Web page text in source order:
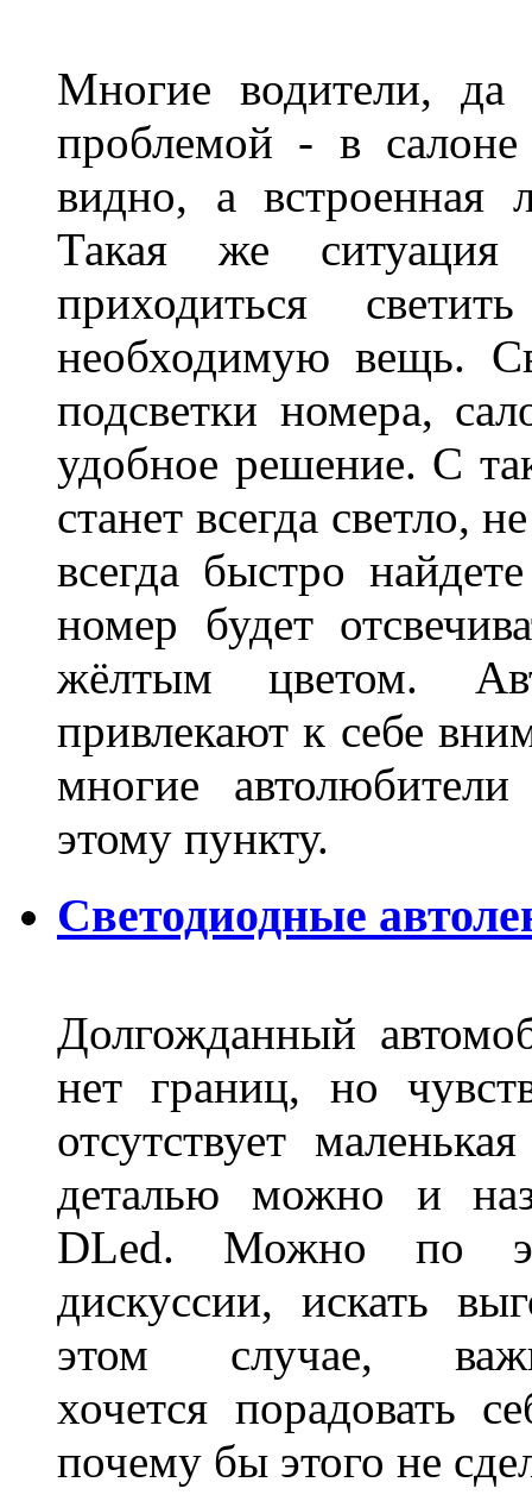
Многие водители, да
проблемой - в
видно, а встроенная
Такая же
приходиться
необходимую вещь.
подсветки номера,
удобное решение. С
станет всегда светло,
всегда быстро
номер будет
жёлтым цветом.
привлекают к себе
многие
этому пункту.
Светодиодные
Долгожданный
нет границ, но
отсутствует
деталью можно и
DLed. Можно по
дискуссии, искать
этом случае,
хочется порадовать
почему бы этого не